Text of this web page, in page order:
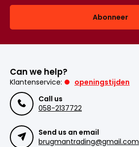
Abonneer
Can we help?
Klantenservice:
openingstijden
Call us
058-2137722
Send us an email
brugmantrading@gmail.com